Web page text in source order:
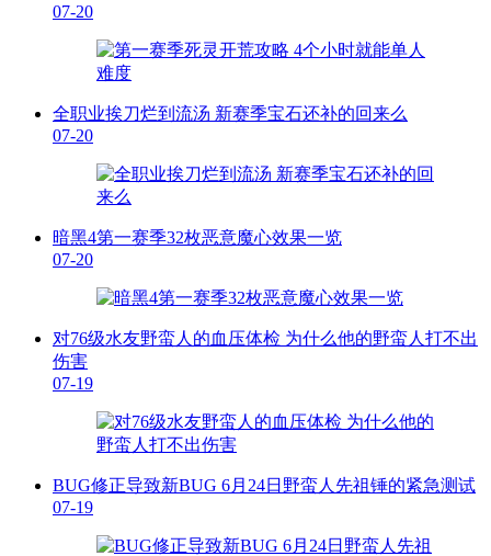
07-20
全职业挨刀烂到流汤 新赛季宝石还补的回来么
07-20
暗黑4第一赛季32枚恶意魔心效果一览
07-20
对76级水友野蛮人的血压体检 为什么他的野蛮人打不出
伤害
07-19
BUG修正导致新BUG 6月24日野蛮人先祖锤的紧急测试
07-19